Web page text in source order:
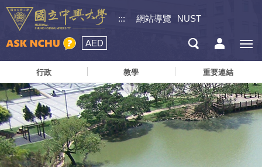
::: 網站導覽 NUST
AED
行政 教學 重要連結